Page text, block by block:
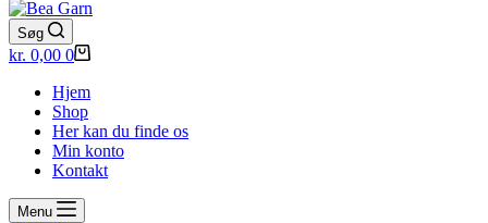
Søg
Indkøbskurv
kr. 0,00 0
Hjem
Shop
Her kan du finde os
Min konto
Kontakt
Menu